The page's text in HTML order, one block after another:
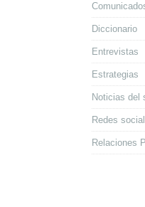
Diccionario
Entrevistas
Estrategias
Noticias del
Redes
Relaciones